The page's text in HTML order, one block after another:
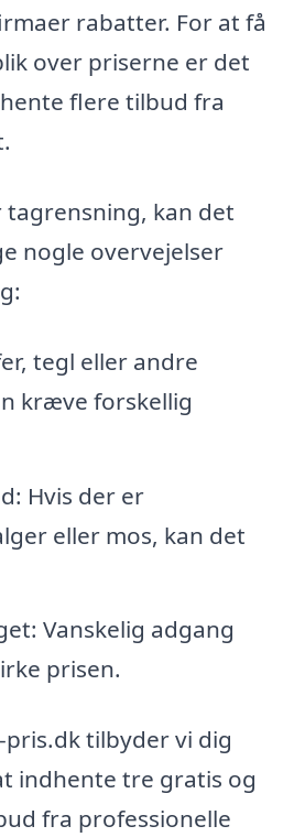
rabatter. For at få
over priserne er det
flere tilbud fra
tagrensning, kan det
nogle overvejelser
tegl eller andre
kræve forskellig
Hvis der er
eller mos, kan det
Vanskelig adgang
prisen.
tilbyder vi dig
indhente tre gratis og
fra professionelle